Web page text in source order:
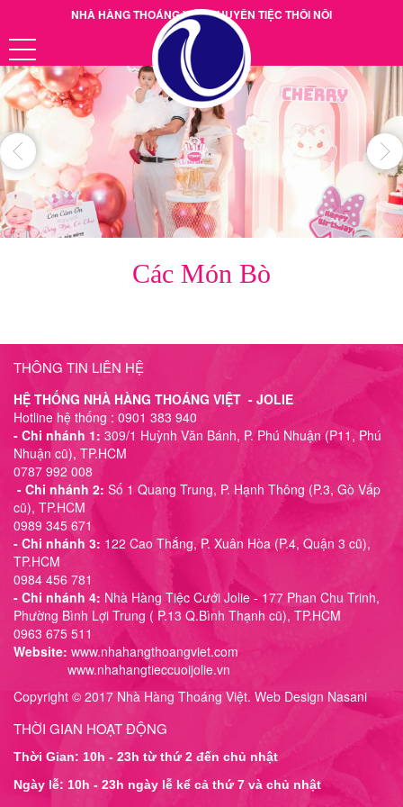
NHÀ HÀNG THOÁNG VIỆT CHUYÊN TIỆC THÔI NÔI
Hotline: 0901.38.39.40
Các Món Bò
THÔNG TIN LIÊN HỆ
HỆ THỐNG NHÀ HÀNG THOÁNG VIỆT - JOLIE
Hotline hệ thống : 0901 383 940
- Chi nhánh 1: 309/1 Huỳnh Văn Bánh, P. Phú Nhuận (P11, Phú
Nhuận cũ), TP.HCM
0787 992 008
- Chi nhánh 2: Số 1 Quang Trung, P. Hạnh Thông (P.3, Gò Vấp
cũ), TP.HCM
0989 345 671
- Chi nhánh 3: 122 Cao Thắng, P. Xuân Hòa (P.4, Quận 3 cũ),
TP.HCM
0984 456 781
- Chi nhánh 4: Nhà Hàng Tiệc Cưới Jolie - 177 Phan Chu Trinh,
Phường Bình Lợi Trung ( P.13 Q.Bình Thạnh cũ), TP.HCM
0963 675 511
Website: www.nhahangthoangviet.com
www.nhahangtieccuoijolie.vn
Copyright © 2017 Nhà Hàng Thoáng Việt. Web Design Nasani
THỜI GIAN HOẠT ĐỘNG
Thời Gian: 10h - 23h từ thứ 2 đến chủ nhật
Ngày lễ: 10h - 23h ngày lễ kể cả thứ 7 và chủ nhật